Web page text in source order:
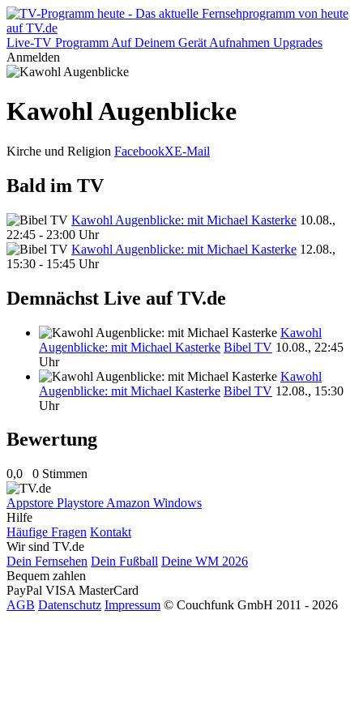
Live-TV Programm Auf Deinem Gerät Aufnahmen Upgrades
Anmelden
Kawohl Augenblicke
Kirche und Religion FacebookXE-Mail
Bald im TV
Kawohl Augenblicke: mit Michael Kasterke 10.08.,
22:45 - 23:00 Uhr
Kawohl Augenblicke: mit Michael Kasterke 12.08.,
15:30 - 15:45 Uhr
Demnächst Live auf TV.de
Kawohl
Augenblicke: mit Michael Kasterke Bibel TV 10.08., 22:45
Uhr
Kawohl
Augenblicke: mit Michael Kasterke Bibel TV 12.08., 15:30
Uhr
Bewertung
0,0 0 Stimmen
Appstore Playstore Amazon Windows
Hilfe
Häufige Fragen Kontakt
Wir sind TV.de
Dein Fernsehen Dein Fußball Deine WM 2026
Bequem zahlen
PayPal VISA MasterCard
AGB Datenschutz Impressum © Couchfunk GmbH 2011 - 2026